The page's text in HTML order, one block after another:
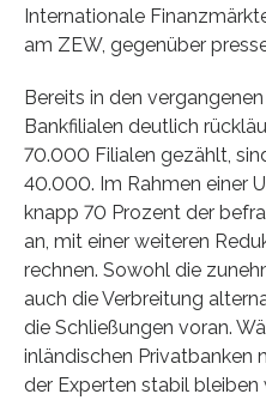
Internationale
am ZEW, gegenüber
Bereits in den
Bankfilialen deutlich
70.000 Filialen gezählt,
40.000. Im Rahmen einer
knapp 70 Prozent der
an, mit einer weiteren
rechnen. Sowohl die
auch die Verbreitung
die Schließungen voran.
inländischen Privatbanken
der Experten stabil bleiben